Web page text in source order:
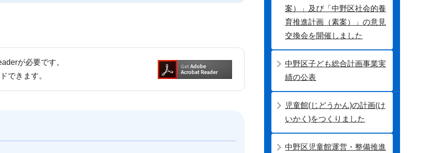
が必要です。
できます。
案）」及び「中野区社会的養
育推進計画（素案）」の意見
交換会を開催しました
中野区子ども総合計画事業実
績の公表
児童館(じどうかん)の計画(け
いかく)をつくりました
中野区児童館運営・整備推進